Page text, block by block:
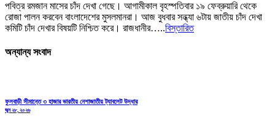
পবিত্র রমজান মাসের চাঁদ দেখা গেছে। আগামীকাল বৃহস্পতিবার ১৯ ফেব্রুয়ারি থেকে
রোজা পালন করবেন বাংলাদেশের মুসলমানরা। আজ বুধবার সন্ধ্যা ৬টায় জাতীয় চাঁদ দেখা
কমিটি চাঁদ দেখার বিষয়টি নিশ্চিত করে। রাজধানীর…..বিস্তারিত
অন্যান্য সংবাদ
ফুলবাড়ী সীমান্তে ৩ হাজার ভারতীয় নেশাজাতীয় ট্যাবলেট উদ্ধার
জুন ২৮, ২০২৬